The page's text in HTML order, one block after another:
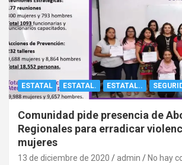
ESTATAL ESTATAL. ESTATAL..
Comunidad pide presencia de
Regionales para erradicar
mujeres
13 de diciembre de 2020 admin No hay